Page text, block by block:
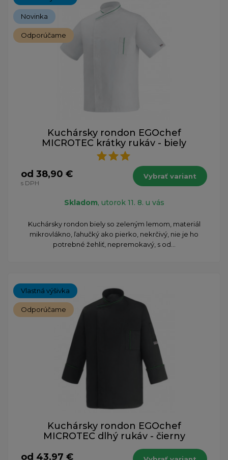
Novinka
Odporúčame
Kuchársky rondon EGOchef
MICROTEC krátky rukáv - biely
od 38,90 €
s DPH
Vybrať variant
Skladom, utorok 11. 8. u vás
Kuchársky rondon biely so zeleným lemom, materiál
mikrovlákno, ľahučký ako pierko, nekrčivý, nie je ho
potrebné žehliť, nepremokavý, s od...
Vlastná výšivka
Odporúčame
Kuchársky rondon EGOchef
MICROTEC dlhý rukáv - čierny
od 43,97 €